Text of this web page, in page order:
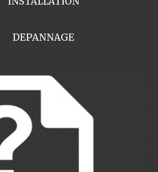
DEPANNAGE